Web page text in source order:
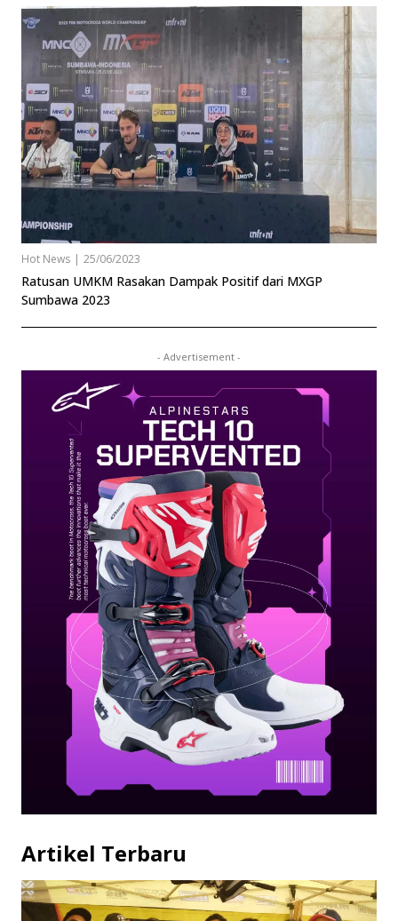
Hot News | 25/06/2023
Ratusan UMKM Rasakan Dampak Positif dari MXGP
Sumbawa 2023
- Advertisement -
Artikel Terbaru